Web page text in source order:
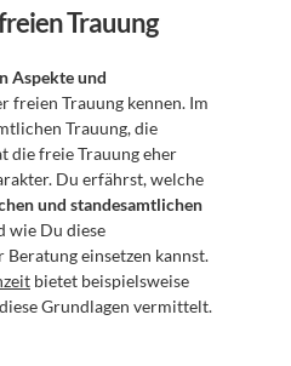
Trauung
Aspekte und
freien Trauung kennen. Im
Trauung, die
die freie Trauung eher
und standesamtlichen
wie Du diese
einsetzen kannst.
bietet beispielsweise
Grundlagen vermittelt.